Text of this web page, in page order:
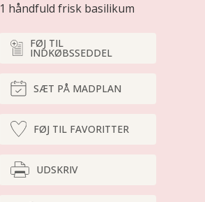
1 håndfuld frisk basilikum
FØJ TIL
INDKØBSSEDDEL
SÆT PÅ MADPLAN
FØJ TIL FAVORITTER
UDSKRIV